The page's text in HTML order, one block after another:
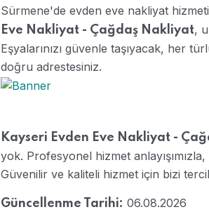
Sürmene'de evden eve nakliyat
Eve Nakliyat - Çağdaş Nakliyat,
Eşyalarınızı güvenle taşıyacak, her
doğru adrestesiniz.
Kayseri Evden Eve Nakliyat -
yok. Profesyonel hizmet
Güvenilir ve kaliteli hizmet için bizi
Güncellenme Tarihi: 06.08.2026